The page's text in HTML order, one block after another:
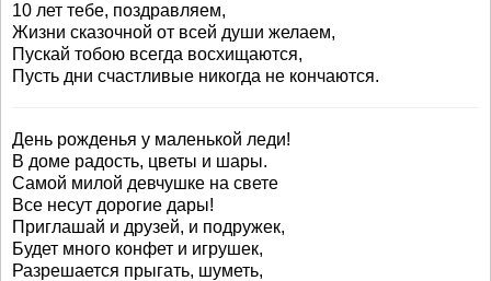
10 лет тебе, поздравляем,
Жизни сказочной от всей души желаем,
Пускай тобою всегда восхищаются,
Пусть дни счастливые никогда не кончаются.
День рожденья у маленькой леди!
В доме радость, цветы и шары.
Самой милой девчушке на свете
Все несут дорогие дары!
Приглашай и друзей, и подружек,
Будет много конфет и игрушек,
Разрешается прыгать, шуметь,